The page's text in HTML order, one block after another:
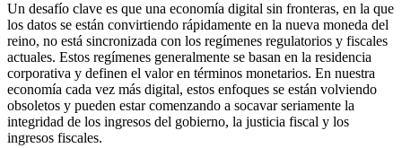
Un desafío clave es que una economía digital sin fronteras, en la que
los datos se están convirtiendo rápidamente en la nueva moneda del
reino, no está sincronizada con los regímenes regulatorios y fiscales
actuales. Estos regímenes generalmente se basan en la residencia
corporativa y definen el valor en términos monetarios. En nuestra
economía cada vez más digital, estos enfoques se están volviendo
obsoletos y pueden estar comenzando a socavar seriamente la
integridad de los ingresos del gobierno, la justicia fiscal y los
ingresos fiscales.